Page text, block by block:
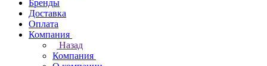
Бренды
Доставка
Оплата
Компания
Назад
Компания